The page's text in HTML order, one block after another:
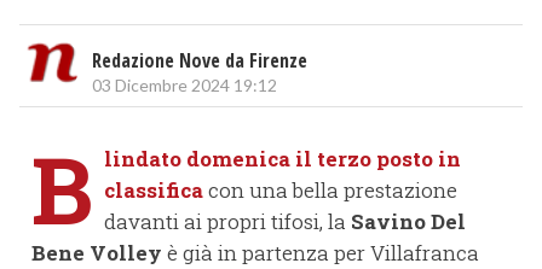
Redazione Nove da Firenze
03 Dicembre 2024 19:12
B lindato domenica il terzo posto in
classificacon una bella prestazione
davanti ai propri tifosi, la Savino Del
Bene Volley è già in partenza per Villafranca